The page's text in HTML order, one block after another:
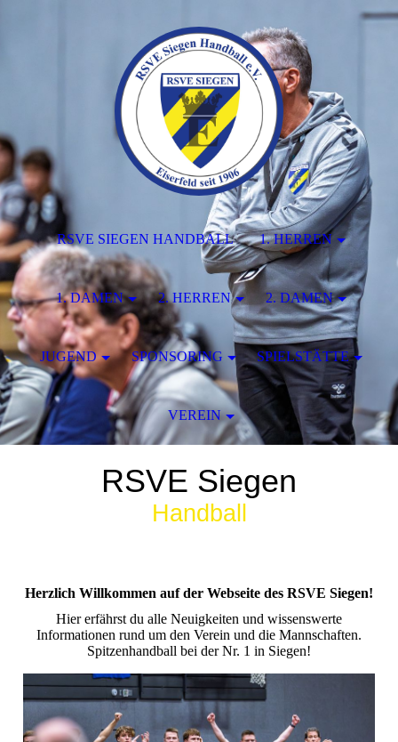
RSVE Siegen
Handball
Herzlich Willkommen auf der Webseite des RSVE Siegen!
Hier erfährst du alle Neuigkeiten und wissenswerte
Informationen rund um den Verein und die Mannschaften.
Spitzenhandball bei der Nr. 1 in Siegen!
RSVE SIEGEN HANDBALL 1. HERREN
1. DAMEN 2. HERREN 2. DAMEN
JUGEND SPONSORING SPIELSTÄTTE
VEREIN